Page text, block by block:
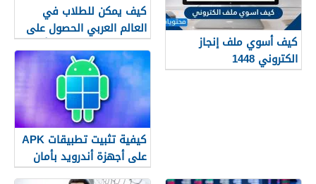
كيف أسوي ملف إنجاز
الكتروني 1448
كيف يمكن للطلاب في
العالم العربي الحصول على
Microsoft Office مجانًا
كيفية تثبيت تطبيقات APK
على أجهزة أندرويد بأمان
(دليل 2026)